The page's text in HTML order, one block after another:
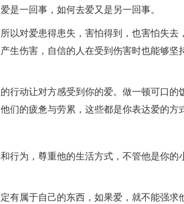
是一回事，如何去爱又是另一回事。
以对爱患得患失，害怕得到，也害怕失去
生伤害，自信的人在受到伤害时也能够坚
行动让对方感受到你的爱。做一顿可口的
的疲惫与劳累，这些都是你表达爱的方
行为，尊重他的生活方式，不管他是你的
有属于自己的东西，如果爱，就不能强求